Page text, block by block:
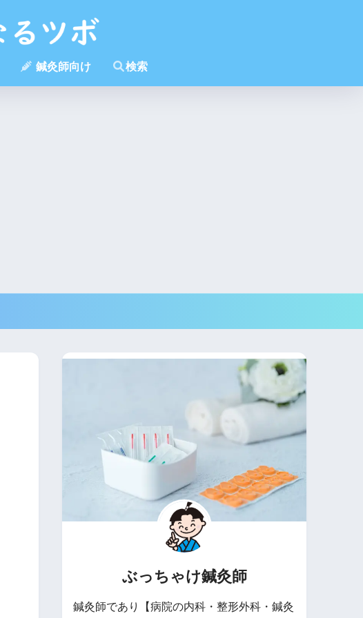
鍼灸師向け 検索
ぶっちゃけ鍼灸師
鍼灸師であり【病院の内科・整形外科・鍼灸